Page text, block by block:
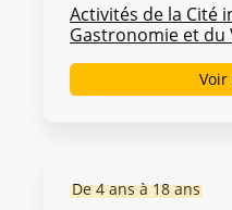
Activités de la Cité
Gastronomie et du
Voir
De 4 ans à 18 ans